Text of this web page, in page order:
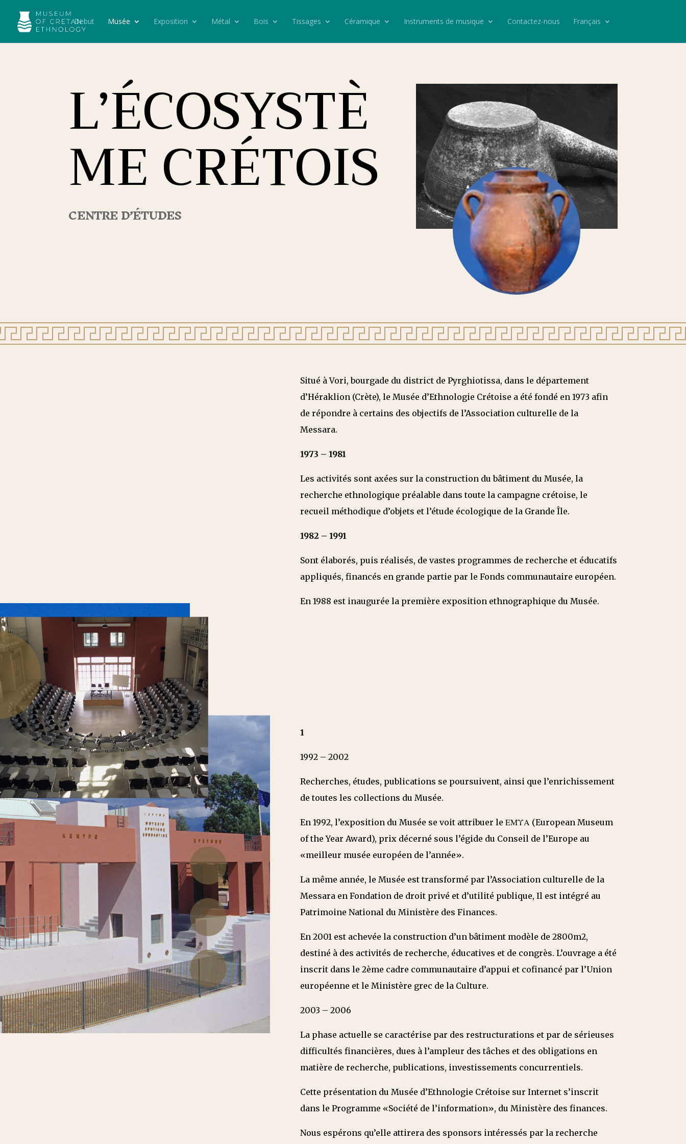
Debut Musée Exposition Métal Bois Tissages Céramique Instruments de musique Contactez-nous Français
L’ÉCOSYSTÈ
ME CRÉTOIS
CENTRE D’ÉTUDES
Situé à Vori, bourgade du district de Pyrghiotissa, dans le département
d’Héraklion (Crète), le Musée d’Ethnologie Crétoise a été fondé en 1973 afin
de répondre à certains des objectifs de l’Association culturelle de la
Messara.
1973 – 1981
Les activités sont axées sur la construction du bâtiment du Musée, la
recherche ethnologique préalable dans toute la campagne crétoise, le
recueil méthodique d’objets et l’étude écologique de la Grande Île.
1982 – 1991
Sont élaborés, puis réalisés, de vastes programmes de recherche et éducatifs
appliqués, financés en grande partie par le Fonds communautaire européen.
En 1988 est inaugurée la première exposition ethnographique du Musée.
1
1992 – 2002
Recherches, études, publications se poursuivent, ainsi que l’enrichissement
de toutes les collections du Musée.
En 1992, l’exposition du Musée se voit attribuer le ΕΜΥΑ (European Museum
of the Year Award), prix décerné sous l’égide du Conseil de l’Europe au
«meilleur musée européen de l’année».
La même année, le Musée est transformé par l’Association culturelle de la
Messara en Fondation de droit privé et d’utilité publique, Il est intégré au
Patrimoine National du Ministère des Finances.
En 2001 est achevée la construction d’un bâtiment modèle de 2800m2,
destiné à des activités de recherche, éducatives et de congrès. L’ouvrage a été
inscrit dans le 2ème cadre communautaire d’appui et cofinancé par l’Union
européenne et le Ministère grec de la Culture.
2003 – 2006
La phase actuelle se caractérise par des restructurations et par de sérieuses
difficultés financières, dues à l’ampleur des tâches et des obligations en
matière de recherche, publications, investissements concurrentiels.
Cette présentation du Musée d’Ethnologie Crétoise sur Internet s’inscrit
dans le Programme «Société de l’information», du Ministère des finances.
Nous espérons qu’elle attirera des sponsors intéressés par la recherche